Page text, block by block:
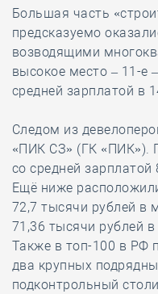
Большая часть
предсказуемо
возводящими
высокое место – 11-е
средней зарплатой в
Следом из
«ПИК СЗ» (ГК «ПИК»).
со средней
Ещё ниже
72,7 тысячи рублей в
71,36 тысячи рублей в
Также в топ-100 в РФ
два крупных
подконтрольный